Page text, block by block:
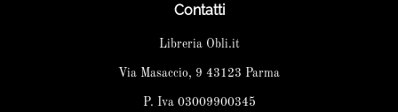
Contatti
Libreria Obli.it
Via Masaccio, 9 43123 Parma
P. Iva 03009900345